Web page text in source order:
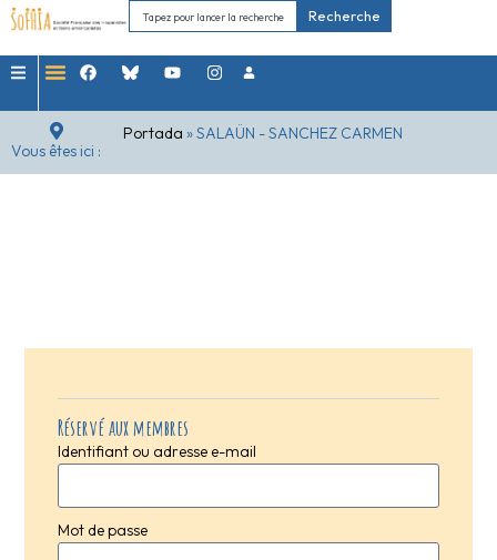
Recherche
Vous êtes ici :
Portada »SALAÜN - SANCHEZ CARMEN
Réservé aux membres
Identifiant ou adresse e-mail
Mot de passe